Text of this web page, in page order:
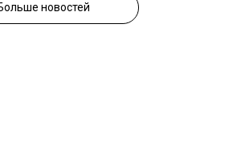
новостей